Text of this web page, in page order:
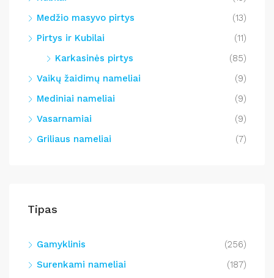
Medžio masyvo pirtys
(13)
Pirtys ir Kubilai
(11)
Karkasinės pirtys
(85)
Vaikų žaidimų nameliai
(9)
Mediniai nameliai
(9)
Vasarnamiai
(9)
Griliaus nameliai
(7)
Tipas
Gamyklinis
(256)
Surenkami nameliai
(187)